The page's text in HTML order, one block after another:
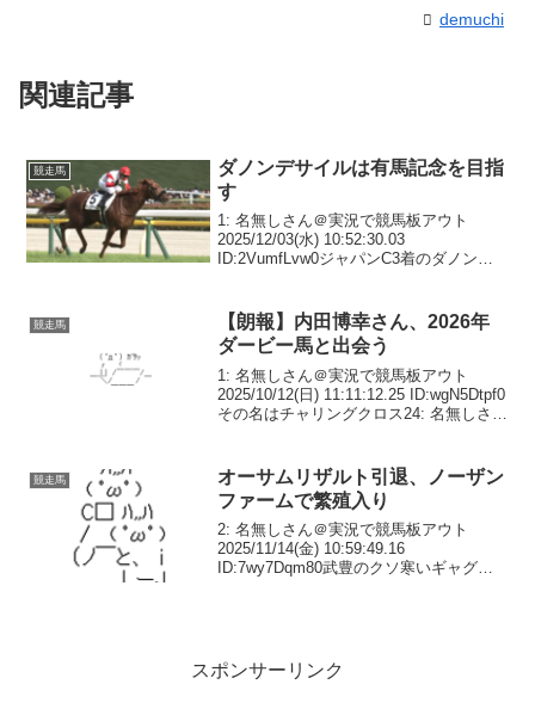
demuchi
関連記事
競走馬
ダノンデサイルは有馬記念を目指
す
1: 名無しさん＠実況で競馬板アウト
2025/12/03(水) 10:52:30.03
ID:2VumfLvw0ジャパンC3着のダノンデ
を目指すことが3日、分か...
競走馬
【朗報】内田博幸さん、2026年
ダービー馬と出会う
1: 名無しさん＠実況で競馬板アウト
2025/10/12(日) 11:11:12.25 ID:wgN5Dtpf0
その名はチャリングクロス24: 名無しさん
競走馬
オーサムリザルト引退、ノーザン
ファームで繁殖入り
2: 名無しさん＠実況で競馬板アウト
2025/11/14(金) 10:59:49.16
ID:7wy7Dqm80武豊のクソ寒いギャグが
スポンサーリンク